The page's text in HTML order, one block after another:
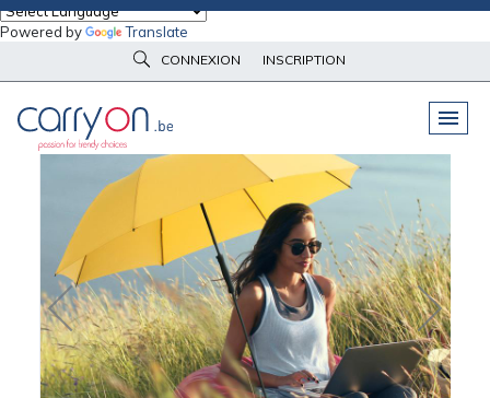
Powered by Translate
CONNEXION INSCRIPTION
PELUCHES & GOODIES
VÊTEMENTSDE TRAVAIL
& HIGH-TECH
PARAPLUIES & BAGAGERIE
VÊTEMENTSD’IMAGE
VÊTEMENTSD'IMAGE
LINGE DEMAISON
Parapluies & bagagerie Parapluies Parasol FARE